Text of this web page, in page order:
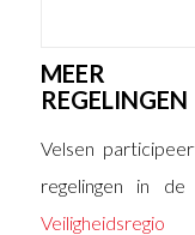
MEER
REGELINGEN
Velsen
regelingen in
Veiligheidsregio